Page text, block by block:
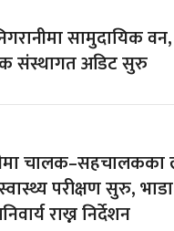
सामुदायिक वन,
संस्थागत अडिट सुरु
चालक–सहचालकका
परीक्षण सुरु, भाडा
राख्न निर्देशन